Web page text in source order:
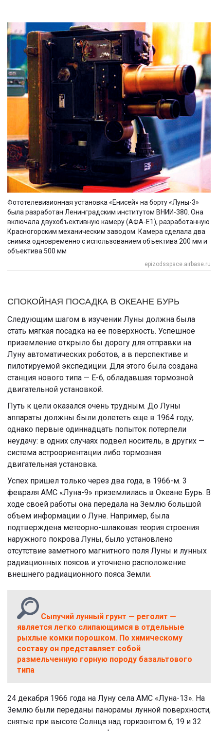
Фототелевизионная установка «Енисей» на борту «Луны-3»
была разработан Ленинградским институтом ВНИИ-380. Она
включала двухобъективную камеру (АФА-Е1), разработанную
Красногорским механическим заводом. Камера сделала два
снимка одновременно с использованием объектива 200 мм и
объектива 500 мм
epizodsspace.airbase.ru
СПОКОЙНАЯ ПОСАДКА В ОКЕАНЕ БУРЬ
Следующим шагом в изучении Луны должна была
стать мягкая посадка на ее поверхность. Успешное
приземление открыло бы дорогу для отправки на
Луну автоматических роботов, а в перспективе и
пилотируемой экспедиции. Для этого была создана
станция нового типа — Е-6, обладавшая тормозной
двигательной установкой.
Путь к цели оказался очень трудным. До Луны
аппараты должны были долететь еще в 1964 году,
однако первые одиннадцать попыток потерпели
неудачу: в одних случаях подвел носитель, в других —
система астроориентации либо тормозная
двигательная установка.
Успех пришел только через два года, в 1966-м. 3
февраля АМС «Луна-9» приземлилась в Океане Бурь. В
ходе своей работы она передала на Землю большой
объем информации о Луне. Например, была
подтверждена метеорно-шлаковая теория строения
наружного покрова Луны, было установлено
отсутствие заметного магнитного поля Луны и лунных
радиационных поясов и уточнено расположение
внешнего радиационного пояса Земли.
Сыпучий лунный грунт — реголит —
является легко слипающимся в отдельные
рыхлые комки порошком. По химическому
составу он представляет собой
размельченную горную породу базальтового
типа
24 декабря 1966 года на Луну села АМС «Луна-13». На
Землю были переданы панорамы лунной поверхности,
снятые при высоте Солнца над горизонтом 6, 19 и 32